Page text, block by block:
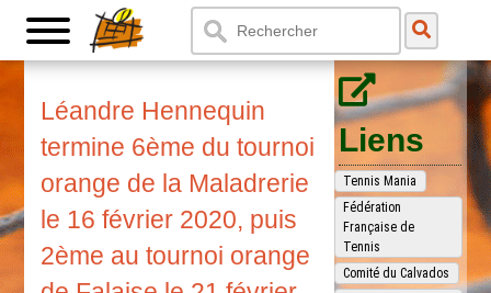
Léandre Hennequin
termine 6ème du tournoi
orange de la Maladrerie
le 16 février 2020, puis
2ème au tournoi orange
Liens
Tennis Mania
Fédération
Française de
Tennis
Comité du Calvados